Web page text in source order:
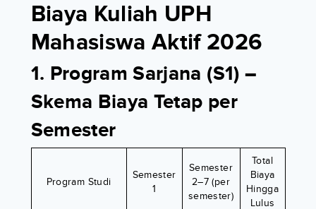
Biaya Kuliah UPH
Mahasiswa Aktif 2026
1. Program Sarjana (S1) –
Skema Biaya Tetap per
Semester
Program Studi
Semester
1
Semester
2–7 (per
semester)
Total
Biaya
Hingga
Lulus